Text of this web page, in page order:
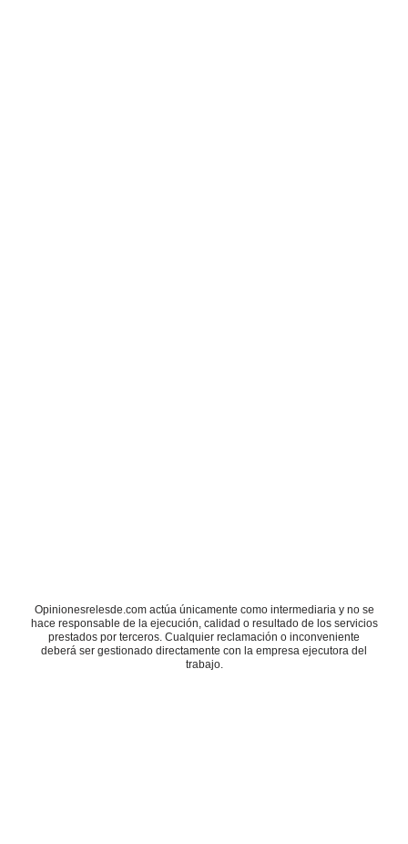
Opinionesrelesde.com actúa únicamente como intermediaria y no se
hace responsable de la ejecución, calidad o resultado de los servicios
prestados por terceros. Cualquier reclamación o inconveniente
deberá ser gestionado directamente con la empresa ejecutora del
trabajo.